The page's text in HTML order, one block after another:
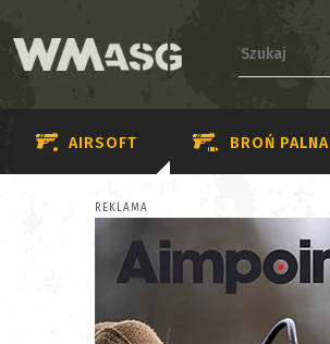
AIRSOFT BROŃ PALNA
REKLAMA